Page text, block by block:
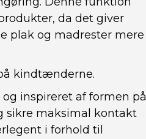
da det giver
plak og madrester mere
kindtænderne.
inspireret af formen på
sikre maksimal kontakt
i forhold til